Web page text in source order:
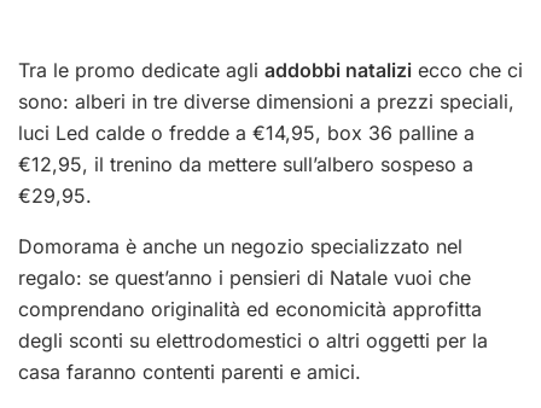
Tra le promo dedicate agli addobbi natalizi ecco che ci
sono: alberi in tre diverse dimensioni a prezzi speciali,
luci Led calde o fredde a €14,95, box 36 palline a
€12,95, il trenino da mettere sull’albero sospeso a
€29,95.
Domorama è anche un negozio specializzato nel
regalo: se quest’anno i pensieri di Natale vuoi che
comprendano originalità ed economicità approfitta
degli sconti su elettrodomestici o altri oggetti per la
casa faranno contenti parenti e amici.